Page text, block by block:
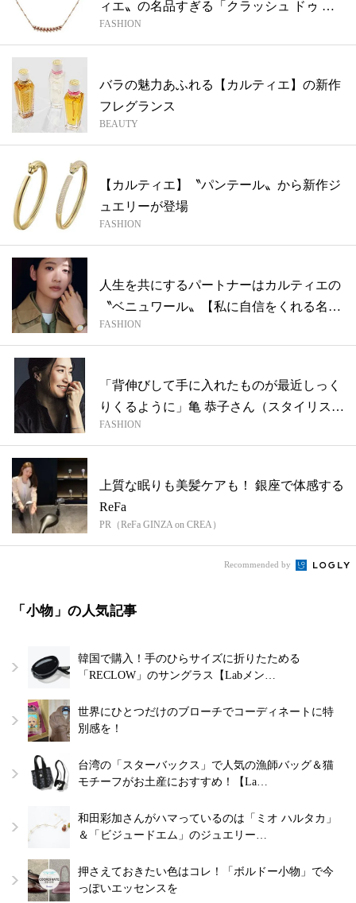
ィエ〟の名品すぎる「クラッシュ ドゥ カ
ル...
FASHION
バラの魅力あふれる【カルティエ】の新作
フレグランス
BEAUTY
【カルティエ】〝パンテール〟から新作ジ
ュエリーが登場
FASHION
人生を共にするパートナーはカルティエの
〝ベニュワール〟【私に自信をくれる名品
ウォ...
FASHION
「背伸びして手に入れたものが最近しっく
りくるように」亀 恭子さん（スタイリス
ト）...
FASHION
上質な眠りも美髪ケアも！ 銀座で体感する
ReFa
PR（ReFa GINZA on CREA）
Recommended by
「小物」の人気記事
韓国で購入！手のひらサイズに折りたためる
「RECLOW」のサングラス【Labメン…
世界にひとつだけのブローチでコーディネートに特
別感を！
台湾の「スターバックス」で人気の漁師バッグ＆猫
モチーフがお土産におすすめ！【La…
和田彩加さんがハマっているのは「ミオ ハルタカ」
＆「ビジュードエム」のジュエリー…
押さえておきたい色はコレ！「ボルドー小物」で今
っぽいエッセンスを